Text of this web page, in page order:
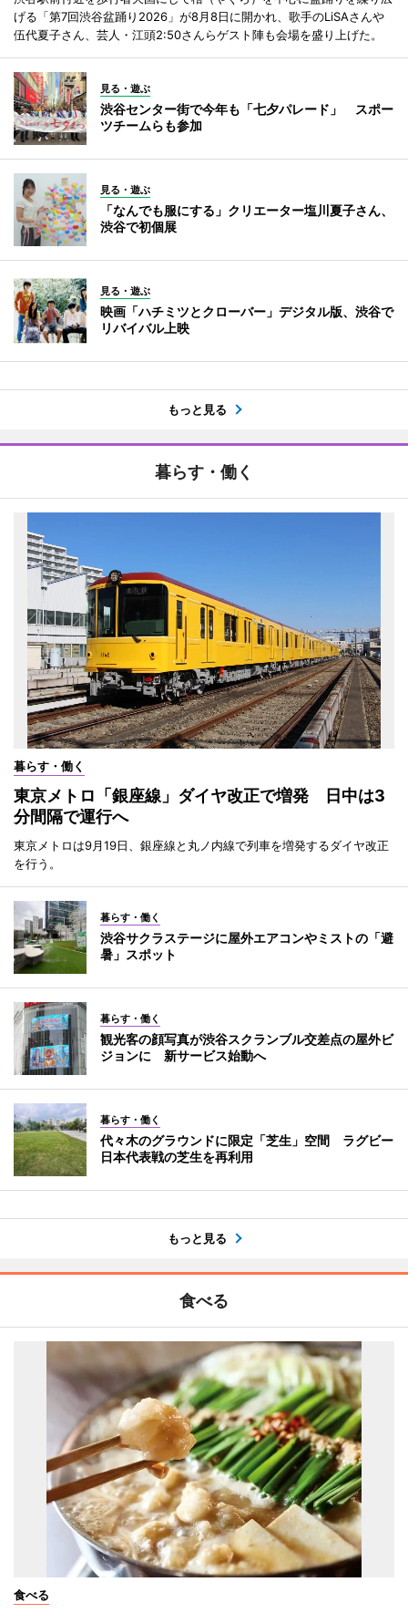
げる「第7回渋谷盆踊り2026」が8月8日に開かれ、歌手のLiSAさんや
伍代夏子さん、芸人・江頭2:50さんらゲスト陣も会場を盛り上げた。
見る・遊ぶ
渋谷センター街で今年も「七夕パレード」 スポー
ツチームらも参加
見る・遊ぶ
「なんでも服にする」クリエーター塩川夏子さん、
渋谷で初個展
見る・遊ぶ
映画「ハチミツとクローバー」デジタル版、渋谷で
リバイバル上映
もっと見る
暮らす・働く
暮らす・働く
東京メトロ「銀座線」ダイヤ改正で増発 日中は3
分間隔で運行へ
東京メトロは9月19日、銀座線と丸ノ内線で列車を増発するダイヤ改正
を行う。
暮らす・働く
渋谷サクラステージに屋外エアコンやミストの「避
暑」スポット
暮らす・働く
観光客の顔写真が渋谷スクランブル交差点の屋外ビ
ジョンに 新サービス始動へ
暮らす・働く
代々木のグラウンドに限定「芝生」空間 ラグビー
日本代表戦の芝生を再利用
もっと見る
食べる
食べる